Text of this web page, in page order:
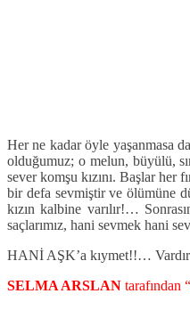
Her ne kadar öyle yaşanmasa
olduğumuz; o melun, büyülü,
sever komşu kızını. Başlar
bir defa sevmiştir ve ölümüne
kızın kalbine varılır!…
saçlarımız, hani sevmek hani
HANİ AŞK’a kıymet!!…
SELMA ARSLAN tarafından “